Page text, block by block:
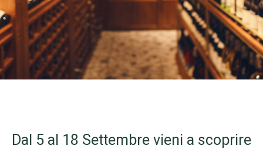
Dal 5 al 18 Settembre vieni a scoprire